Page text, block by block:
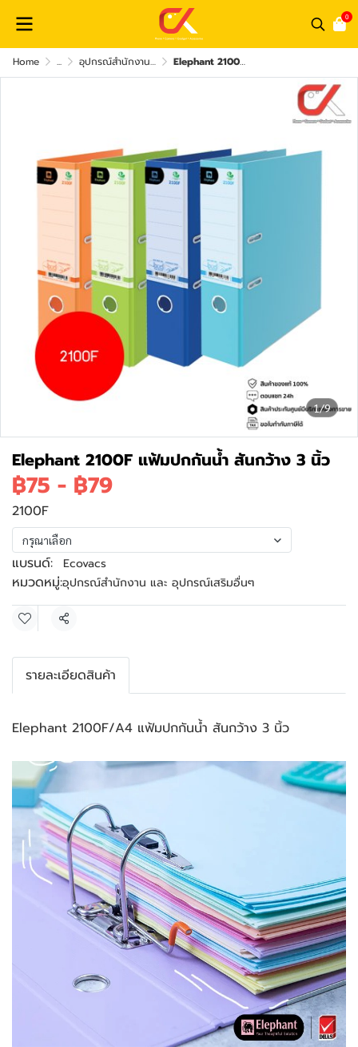
0
Home ... อุปกรณ์สำนักงาน และ อุปกรณ์เสริมอื่นๆ Elephant 2100F แฟ้มปกกันน้ำ สันกว้าง 3 นิ้ว
1/9
Elephant 2100F แฟ้มปกกันน้ำ สันกว้าง 3 นิ้ว
฿75 - ฿79
2100F
กรุณาเลือก
แบรนด์: Ecovacs
หมวดหมู่:อุปกรณ์สำนักงาน และ อุปกรณ์เสริมอื่นๆ
แชร์
รายละเอียดสินค้า
Elephant 2100F/A4 แฟ้มปกกันน้ำ สันกว้าง 3 นิ้ว